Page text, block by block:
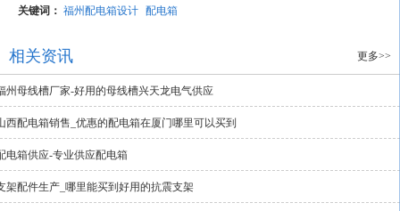
关键词： 福州配电箱设计 配电箱
相关资讯 更多>>
州母线槽厂家-好用的母线槽兴天龙电气供应
西配电箱销售_优惠的配电箱在厦门哪里可以买到
电箱供应-专业供应配电箱
架配件生产_哪里能买到好用的抗震支架